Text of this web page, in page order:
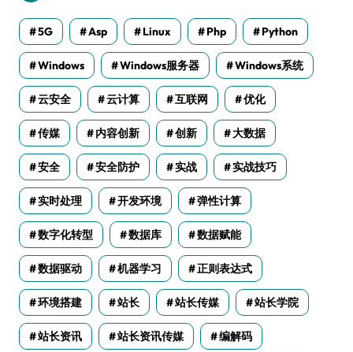
5G Asp Linux Php Python
Windows Windows服务器 Windows系统
云安全 云计算 互联网 优化
传媒 内容创新 创新 大数据
安全 安全防护 实战 实战技巧
实时处理 开发环境 弹性计算
数字化转型 数据库 数据赋能
数据驱动 机器学习 正则表达式
环境搭建 站长 站长传媒 站长学院
站长资讯 站长资讯传媒 编解码